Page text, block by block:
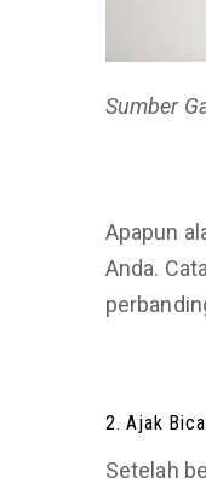
Sumber
Apapun
Anda.
2. Ajak
Setelah